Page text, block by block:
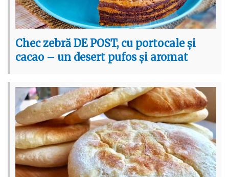
Chec zebră DE POST, cu portocale și
cacao – un desert pufos și aromat